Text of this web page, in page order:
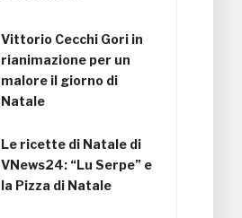
Vittorio Cecchi Gori in
rianimazione per un
malore il giorno di
Natale
Le ricette di Natale di
VNews24: “Lu Serpe” e
la Pizza di Natale